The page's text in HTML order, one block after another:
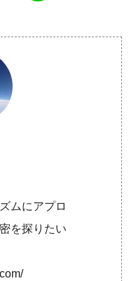
ムにアプロ
を探りたい